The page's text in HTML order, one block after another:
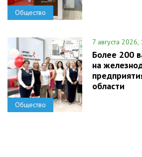
Общество
Общество
7 августа 2026,
Более 200
на
области